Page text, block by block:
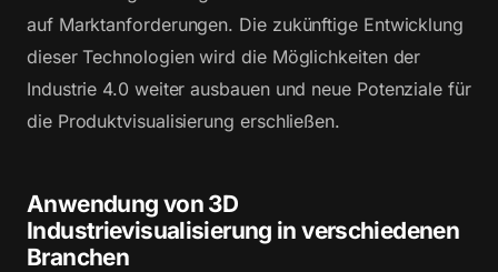
auf Marktanforderungen. Die zukünftige Entwicklung
dieser Technologien wird die Möglichkeiten der
Industrie 4.0 weiter ausbauen und neue Potenziale für
die Produktvisualisierung erschließen.
Anwendung von 3D
Industrievisualisierung in verschiedenen
Branchen